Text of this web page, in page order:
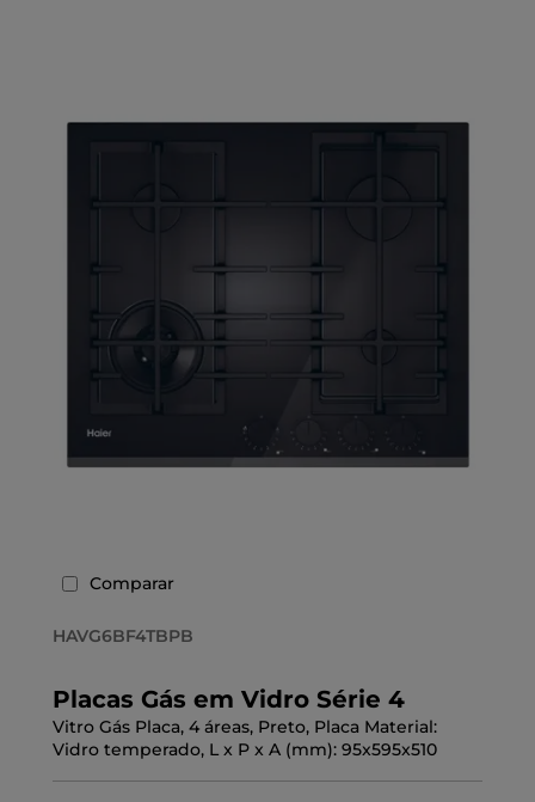
Comparar
HAVG6BF4TBPB
Placas Gás em Vidro Série 4
Vitro Gás Placa, 4 áreas, Preto, Placa Material:
Vidro temperado, L x P x A (mm): 95x595x510